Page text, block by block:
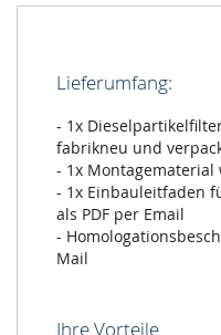
Lieferumfang:
- 1x
fabrikneu und
- 1x
- 1x Einbauleitfaden
als PDF per Email
-
Mail
Ihre Vorteile